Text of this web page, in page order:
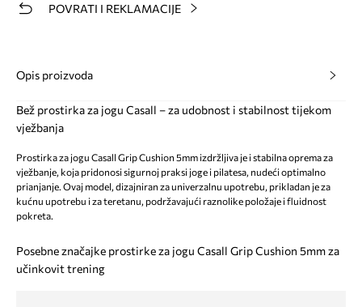
POVRATI I REKLAMACIJE
Opis proizvoda
Bež prostirka za jogu Casall – za udobnost i stabilnost tijekom
vježbanja
Prostirka za jogu Casall Grip Cushion 5mm izdržljiva je i stabilna oprema za
vježbanje, koja pridonosi sigurnoj praksi joge i pilatesa, nudeći optimalno
prianjanje. Ovaj model, dizajniran za univerzalnu upotrebu, prikladan je za
kućnu upotrebu i za teretanu, podržavajući raznolike položaje i fluidnost
pokreta.
Posebne značajke prostirke za jogu Casall Grip Cushion 5mm za
učinkovit trening